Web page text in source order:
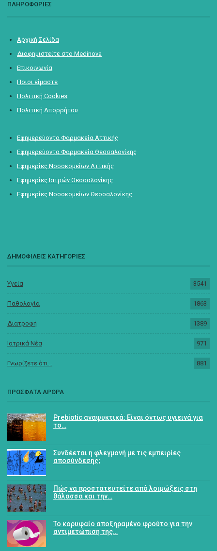
ΠΛΗΡΟΦΟΡΙΕΣ
Αρχική Σελίδα
Διαφημιστείτε στο Medinova
Επικοινωνία
Ποιοι είμαστε
Πολιτική Cookies
Πολιτική Απορρήτου
Εφημερεύοντα Φαρμακεία Αττικής
Εφημερεύοντα Φαρμακεία Θεσσαλονίκης
Εφημερίες Νοσοκομείων Αττικής
Εφημερίες Ιατρών Θεσσαλονίκης
Εφημερίες Νοσοκομείων Θεσσαλονίκης
ΔΗΜΟΦΙΛΕΙΣ ΚΑΤΗΓΟΡΙΕΣ
Υγεία 3541
Παθολογία 1863
Διατροφή 1389
Ιατρικά Νέα 971
Γνωρίζετε ότι... 881
ΠΡΟΣΦΑΤΑ ΑΡΘΡΑ
Prebiotic αναψυκτικά: Είναι όντως υγιεινά για
το…
Συνδέεται η φλεγμονή με τις εμπειρίες
αποσύνδεσης;
Πώς να προστατευτείτε από λοιμώξεις στη
θάλασσα και την…
Το κορυφαίο αποξηραμένο φρούτο για την
αντιμετώπιση της…